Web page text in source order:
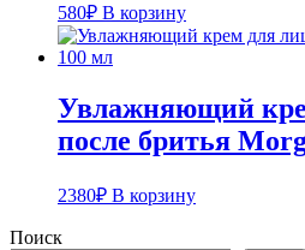
580₽ В корзину
Увлажняющий
после бритья
2380₽ В корзину
Поиск